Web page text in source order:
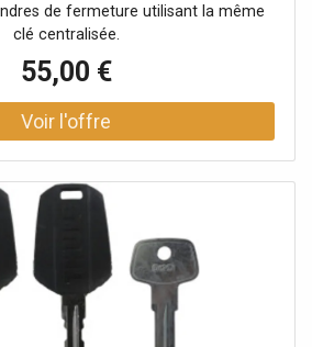
de fermeture utilisant la même
clé centralisée.
55,00 €